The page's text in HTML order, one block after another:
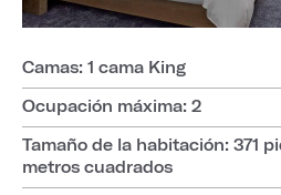
Camas: 1 cama King
Ocupación máxima: 2
Tamaño de la habitación: 371
metros cuadrados